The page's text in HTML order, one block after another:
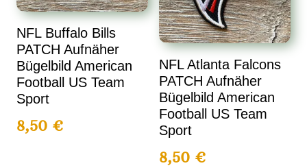
NFL Buffalo Bills
PATCH Aufnäher
Bügelbild American
Football US Team
Sport
8,50€
NFL Atlanta Falcons
PATCH Aufnäher
Bügelbild American
Football US Team
Sport
8,50 €